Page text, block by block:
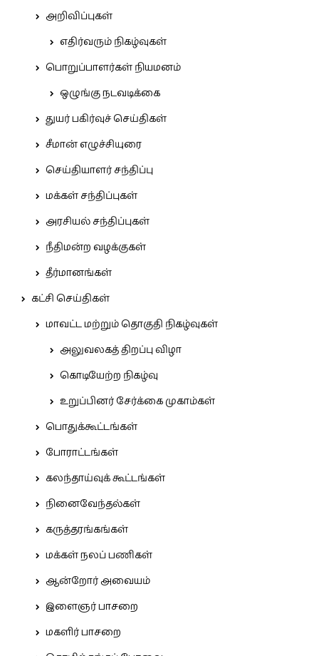
அறிவிப்புகள்
எதிர்வரும் நிகழ்வுகள்
பொறுப்பாளர்கள் நியமனம்
ஒழுங்கு நடவடிக்கை
துயர் பகிர்வுச் செய்திகள்
சீமான் எழுச்சியுரை
செய்தியாளர் சந்திப்பு
மக்கள் சந்திப்புகள்
அரசியல் சந்திப்புகள்
நீதிமன்ற வழக்குகள்
தீர்மானங்கள்
கட்சி செய்திகள்
மாவட்ட மற்றும் தொகுதி நிகழ்வுகள்
அலுவலகத் திறப்பு விழா
கொடியேற்ற நிகழ்வு
உறுப்பினர் சேர்க்கை முகாம்கள்
பொதுக்கூட்டங்கள்
போராட்டங்கள்
கலந்தாய்வுக் கூட்டங்கள்
நினைவேந்தல்கள்
கருத்தரங்கங்கள்
மக்கள் நலப் பணிகள்
ஆன்றோர் அவையம்
இளைஞர் பாசறை
மகளிர் பாசறை